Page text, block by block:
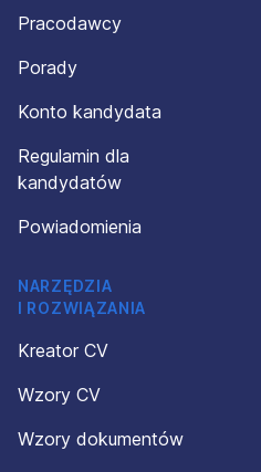
Pracodawcy
Porady
Konto kandydata
Regulamin dla
kandydatów
Powiadomienia
NARZĘDZIA
I ROZWIĄZANIA
Kreator CV
Wzory CV
Wzory dokumentów